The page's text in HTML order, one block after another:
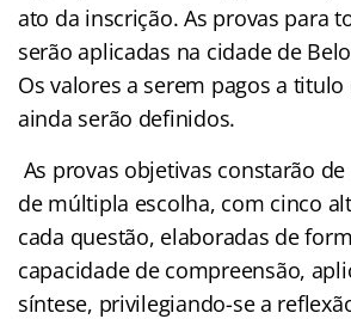
ato da inscrição. As provas para
serão aplicadas na cidade de
Os valores a serem pagos a
ainda serão definidos.
As provas objetivas constarão
de múltipla escolha, com cinco
cada questão, elaboradas de
capacidade de compreensão,
síntese, privilegiando-se a